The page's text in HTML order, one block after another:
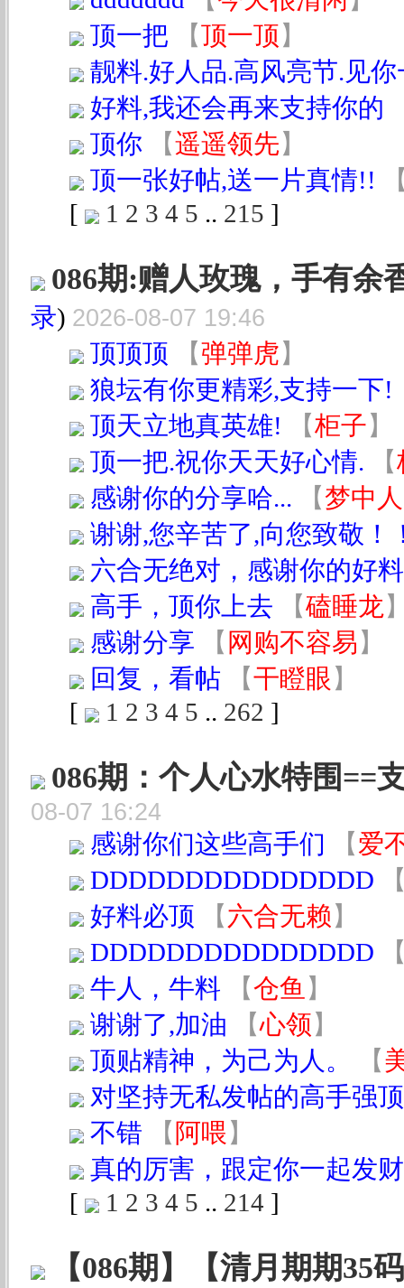
顶一把
【顶一顶】
靓料.好人品.高风亮节.见
好料,我还会再来支持你的
顶你
【遥遥领先】
顶一张好帖,送一片真情!!
[
1 2 3 4 5 .. 215 ]
086期:赠人玫瑰，手有余
录) 2026-08-07 19:46
顶顶顶 【弹弹虎】
狼坛有你更精彩,支持一下!
顶天立地真英雄!
【柜子】
顶一把.祝你天天好心情.
【
感谢你的分享哈...
【梦中人
谢谢,您辛苦了,向您致敬！
六合无绝对，感谢你的好
高手，顶你上去
【磕睡龙
感谢分享
【 网购不容易 】
回复，看帖
【干瞪眼 】
[
1 2 3 4 5 .. 262 ]
086期：个人心水特围==
08-07 16:24
感谢你们这些高手们 【爱
DDDDDDDDDDDDDDD
好料必顶
【六合无赖 】
DDDDDDDDDDDDDDD
牛人，牛料
【仓鱼 】
谢谢了,加油
【心领】
顶贴精神，为己为人。
【
对坚持无私发帖的高手强
不错
【 阿喂 】
真的厉害，跟定你一起发财
[
1 2 3 4 5 .. 214 ]
【086期】【清月期期35